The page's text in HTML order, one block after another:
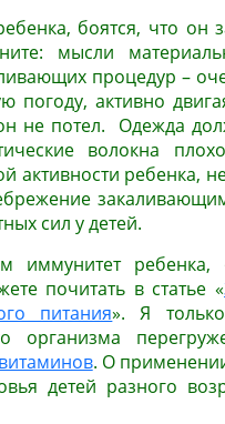
боятся, что он
мысли
процедур –
погоду, активно
не потел. Одежда
волокна
активности ребенка,
сил у детей.
ребенка,
почитать в статье «
питания». Я
организма
. О
детей разного